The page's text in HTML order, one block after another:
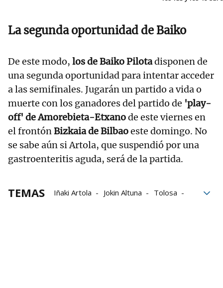
La segunda oportunidad de Baiko
De este modo, los de Baiko Pilotadisponen de
una segunda oportunidad para intentar acceder
a las semifinales. Jugarán un partido a vida o
muerte con los ganadores del partido de 'play-
off' de Amorebieta-Etxanode este viernes en
el frontón Bizkaia de Bilbaoeste domingo. No
se sabe aún si Artola, que suspendió por una
gastroenteritis aguda, será de la partida.
TEMAS Iñaki Artola Jokin Altuna
Tolosa